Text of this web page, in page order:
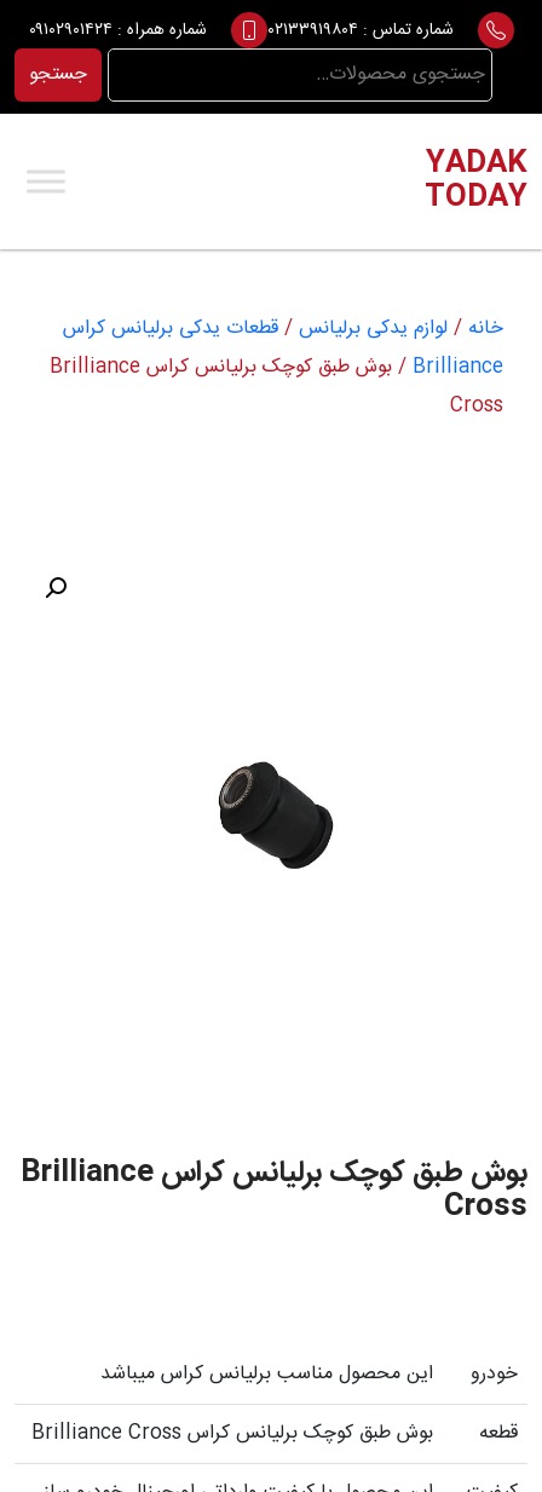
Skip
content
شماره تماس : ۰۲۱۳۳۹۱۹۸۰۴ شماره همراه : ۰۹۱۰۲۹۰۱۴۲۴
جستجو
برای:
جستجو
YADAK
TODAY
خانه / لوازم یدکی برلیانس/قطعات یدکی برلیانس کراس
Brilliance
/ بوش طبق کوچک برلیانس کراس Brilliance
Cross
بوش طبق کوچک برلیانس کراس Brilliance
Cross
خودرو
این محصول مناسب برلیانس کراس میباشد
قطعه
بوش طبق کوچک برلیانس کراس Brilliance Cross